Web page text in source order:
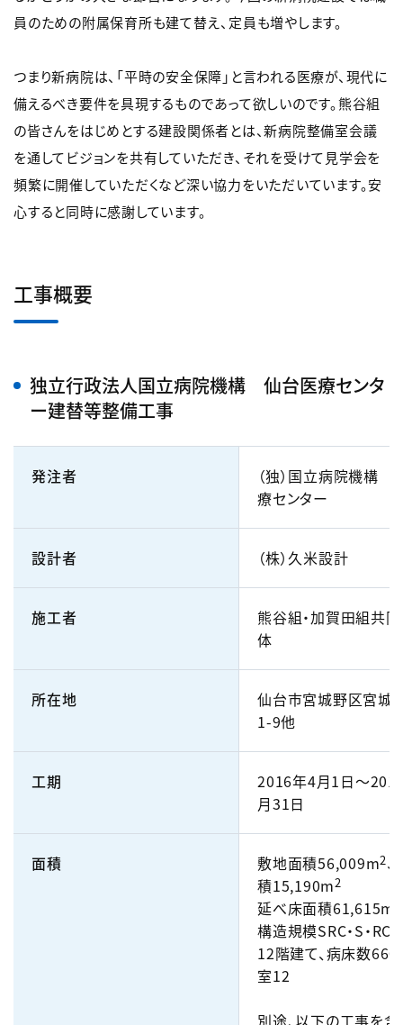
員のための附属保育所も建て替え、定員も増やします。
つまり新病院は、「平時の安全保障」と言われる医療が、現代に
備えるべき要件を具現するものであって欲しいのです。熊谷組
の皆さんをはじめとする建設関係者とは、新病院整備室会議
を通してビジョンを共有していただき、それを受けて見学会を
頻繁に開催していただくなど深い協力をいただいています。安
心すると同時に感謝しています。
工事概要
独立行政法人国立病院機構 仙台医療センタ
ー建替等整備工事
発注者
（独）国立病院機構
療センター
設計者 （株）久米設計
施工者
熊谷組・加賀田組共
体
所在地
仙台市宮城野区宮城
1-9他
工期
2016年4月1日～
月31日
面積 敷地面積56,009m2
積15,190m2
延べ床面積61,615m
構造規模SRC・S・RC
12階建て、病床数660
室12
別途、以下の工事を含